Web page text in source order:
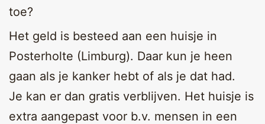
toe?
Het geld is besteed aan een huisje in
Posterholte (Limburg). Daar kun je heen
gaan als je kanker hebt of als je dat had.
Je kan er dan gratis verblijven. Het huisje is
extra aangepast voor b.v. mensen in een